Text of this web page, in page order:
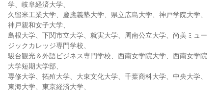
学、岐阜経済大学、
久留米工業大学、慶應義塾大学、県立広島大学、神戸学院大学、
神戸親和女子大学、
島根大学、下関市立大学、就実大学、周南公立大学、尚美ミュー
ジックカレッジ専門学校、
駿台観光＆外語ビジネス専門学校、西南女学院大学、西南女学院
大学短期大学部、
専修大学、拓殖大学、大東文化大学、千葉商科大学、中央大学、
東海大学、東京経済大学、